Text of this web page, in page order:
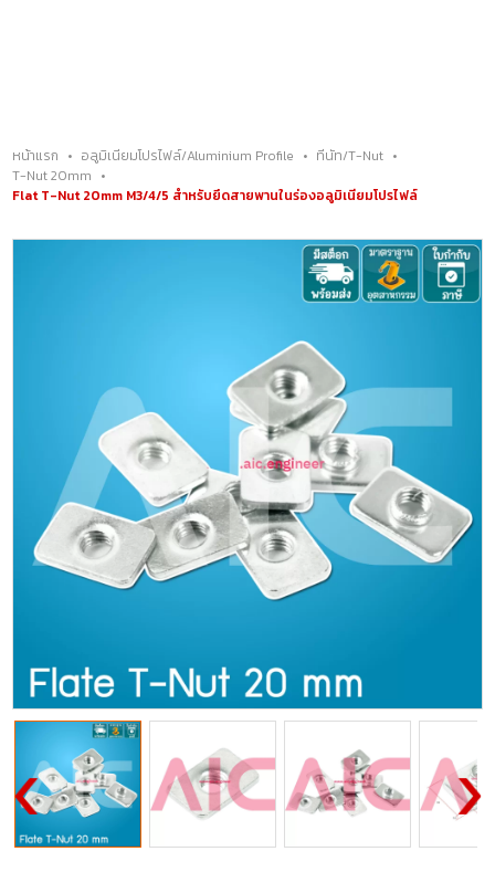
หน้าแรก • อลูมิเนียมโปรไฟล์/Aluminium Profile • ทีนัท/T-Nut •
T-Nut 20mm •
Flat T-Nut 20mm M3/4/5 สำหรับยึดสายพานในร่องอลูมิเนียมโปรไฟล์